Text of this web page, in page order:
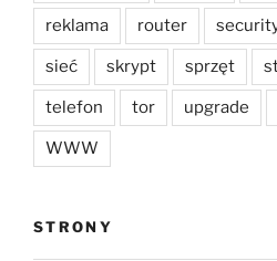
reklama router
sieć skrypt sprzęt
telefon tor upgrade
WWW
STRONY